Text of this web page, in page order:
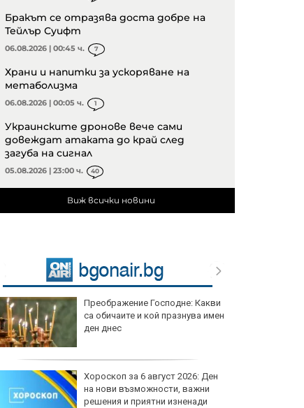
Бракът се отразява доста добре на
Тейлър Суифт
06.08.2026 | 00:45 ч. 7
Храни и напитки за ускоряване на
метаболизма
06.08.2026 | 00:05 ч. 1
Украинските дронове вече сами
довеждат атаката до край след
загуба на сигнал
05.08.2026 | 23:00 ч. 40
Виж всички новини
Преображение Господне: Какви
са обичаите и кой празнува имен
ден днес
Хороскоп за 6 август 2026: Ден
на нови възможности, важни
решения и приятни изненади